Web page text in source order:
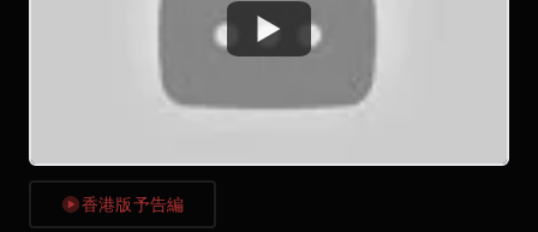
Watch
香港版予告編